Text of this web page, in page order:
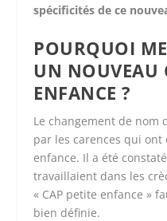
spécificités de ce
POURQUOI
UN NOUVEAU
ENFANCE ?
Le changement de nom
par les carences qui ont
enfance. Il a été
travaillaient dans les
« CAP petite enfance »
bien définie.